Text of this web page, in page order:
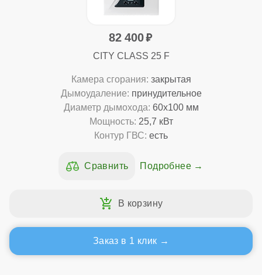
82 400
CITY CLASS 25 F
Камера сгорания: закрытая
Дымоудаление: принудительное
Диаметр дымохода: 60x100 мм
Мощность: 25,7 кВт
Контур ГВС: есть
Подробнее
Заказ в 1 клик